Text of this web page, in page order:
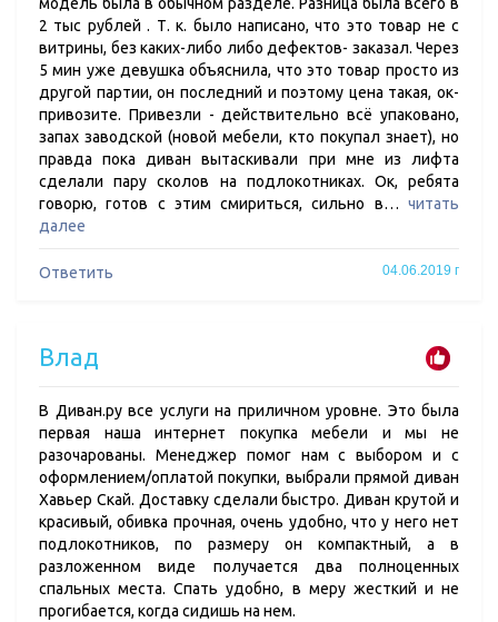
2 тыс рублей . Т. к. было написано, что это товар не с
витрины, без каких-либо либо дефектов- заказал. Через
5 мин уже девушка объяснила, что это товар просто из
другой партии, он последний и поэтому цена такая, ок-
привозите. Привезли - действительно всё упаковано,
запах заводской (новой мебели, кто покупал знает), но
правда пока диван вытаскивали при мне из лифта
сделали пару сколов на подлокотниках. Ок, ребята
говорю, готов с этим смириться, сильно в… читать
далее
Ответить 04.06.2019 г
Влад
В Диван.ру все услуги на приличном уровне. Это была
первая наша интернет покупка мебели и мы не
разочарованы. Менеджер помог нам с выбором и с
оформлением/оплатой покупки, выбрали прямой диван
Хавьер Скай. Доставку сделали быстро. Диван крутой и
красивый, обивка прочная, очень удобно, что у него нет
подлокотников, по размеру он компактный, а в
разложенном виде получается два полноценных
спальных места. Спать удобно, в меру жесткий и не
прогибается, когда сидишь на нем.